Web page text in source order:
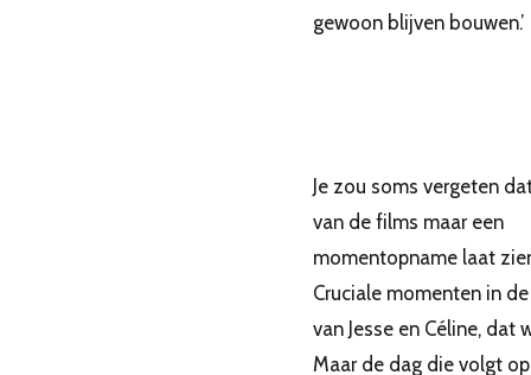
gewoon blijven bouwen.’
Je zou soms vergeten
van de films maar een
momentopname laat
Cruciale momenten in
van Jesse en Céline, dat
Maar de dag die volgt